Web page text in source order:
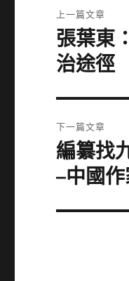
章
導
上一篇文章
上
一
篇
文
張葉東
治途徑
下一篇文章
下
文
編纂找
–中國作